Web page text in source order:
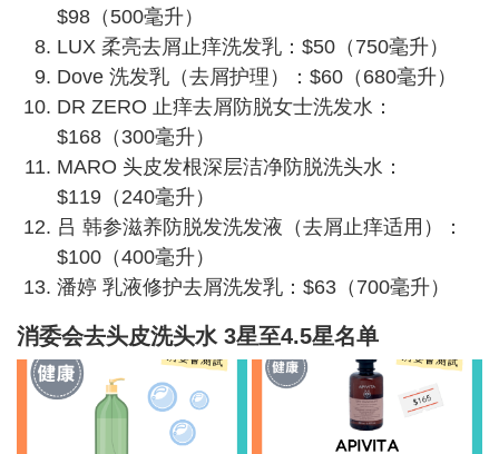
$98（500毫升）
LUX 柔亮去屑止痒洗发乳：$50（750毫升）
Dove 洗发乳（去屑护理）：$60（680毫升）
DR ZERO 止痒去屑防脱女士洗发水：
$168（300毫升）
MARO 头皮发根深层洁净防脱洗头水：
$119（240毫升）
吕 韩参滋养防脱发洗发液（去屑止痒适用）：
$100（400毫升）
潘婷 乳液修护去屑洗发乳：$63（700毫升）
消委会去头皮洗头水 3星至4.5星名单